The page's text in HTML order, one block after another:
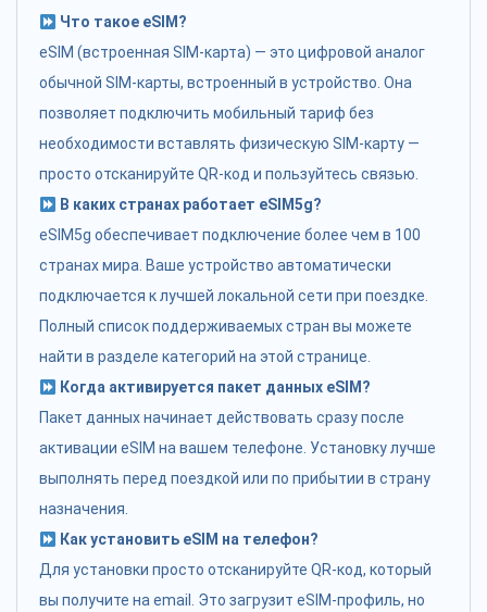
Что такое eSIM?
eSIM (встроенная SIM-карта) — это цифровой аналог
обычной SIM-карты, встроенный в устройство. Она
позволяет подключить мобильный тариф без
необходимости вставлять физическую SIM-карту —
просто отсканируйте QR-код и пользуйтесь связью.
В каких странах работает eSIM5g?
eSIM5g обеспечивает подключение более чем в 100
странах мира. Ваше устройство автоматически
подключается к лучшей локальной сети при поездке.
Полный список поддерживаемых стран вы можете
найти в разделе категорий на этой странице.
Когда активируется пакет данных eSIM?
Пакет данных начинает действовать сразу после
активации eSIM на вашем телефоне. Установку лучше
выполнять перед поездкой или по прибытии в страну
назначения.
Как установить eSIM на телефон?
Для установки просто отсканируйте QR-код, который
вы получите на email. Это загрузит eSIM-профиль, но